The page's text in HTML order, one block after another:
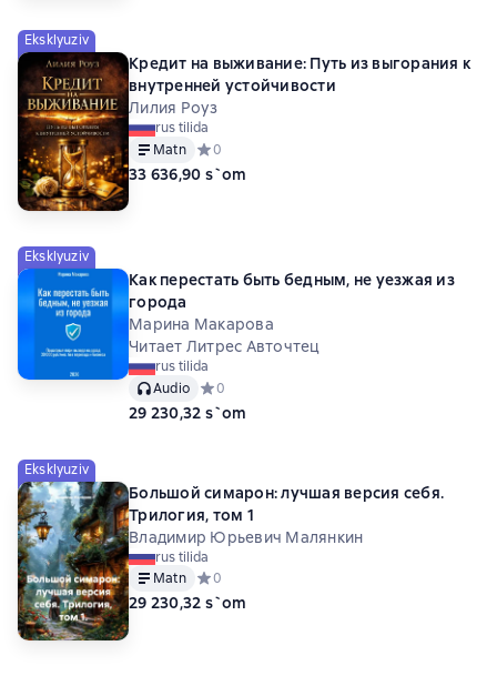
Eksklyuziv
Кредит на выживание: Путь из выгорания к
внутренней устойчивости
Лилия Роуз
rus tilida
Matn
Средний рейтинг 0 на основе 0 оценок
0
33 636,90 s`om
Eksklyuziv
Как перестать быть бедным, не уезжая из
города
Марина Макарова
Читает Литрес Авточтец
rus tilida
Audio
Средний рейтинг 0 на основе 0 оценок
0
29 230,32 s`om
Eksklyuziv
Большой симарон: лучшая версия себя.
Трилогия, том 1
Владимир Юрьевич Малянкин
rus tilida
Matn
Средний рейтинг 0 на основе 0 оценок
0
29 230,32 s`om